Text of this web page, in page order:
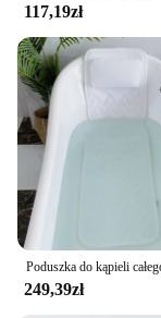
117,19zł
249,39zł